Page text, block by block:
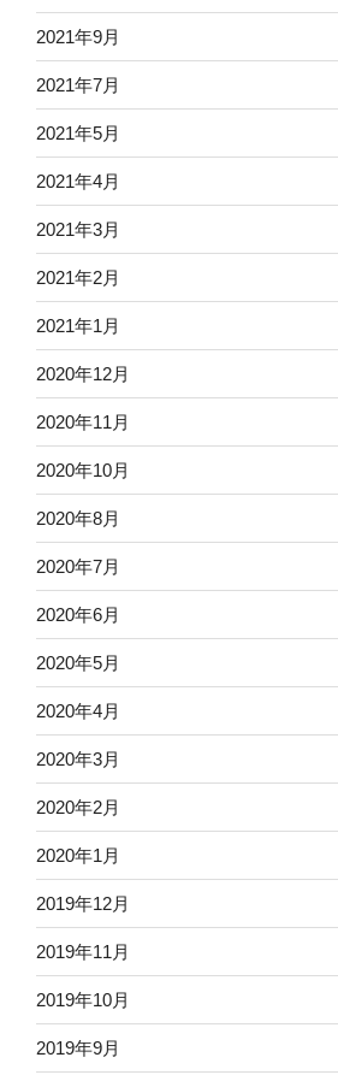
2021年9月
2021年7月
2021年5月
2021年4月
2021年3月
2021年2月
2021年1月
2020年12月
2020年11月
2020年10月
2020年8月
2020年7月
2020年6月
2020年5月
2020年4月
2020年3月
2020年2月
2020年1月
2019年12月
2019年11月
2019年10月
2019年9月